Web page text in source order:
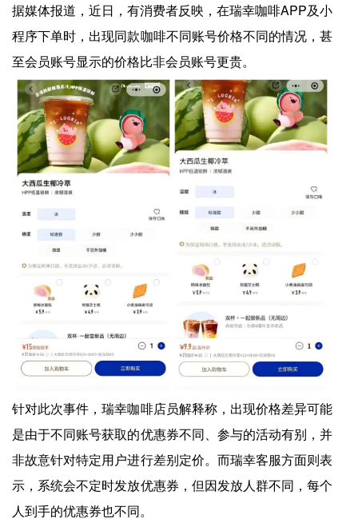
据媒体报道，近日，有消费者反映，在瑞幸咖啡APP及小
程序下单时，出现同款咖啡不同账号价格不同的情况，甚
至会员账号显示的价格比非会员账号更贵。
针对此次事件，瑞幸咖啡店员解释称，出现价格差异可能
是由于不同账号获取的优惠券不同、参与的活动有别，并
非故意针对特定用户进行差别定价。而瑞幸客服方面则表
示，系统会不定时发放优惠券，但因发放人群不同，每个
人到手的优惠券也不同。